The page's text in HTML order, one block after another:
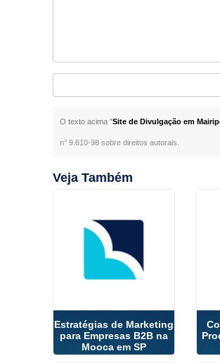
O texto acima "Site de Divulgação em
n° 9.610-98 sobre direitos autorais
Veja Também
Estratégias de Marketing
para Empresas B2B na
Mooca em SP